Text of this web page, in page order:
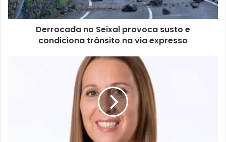
Derrocada no Seixal provoca susto e
condiciona trânsito na via expresso